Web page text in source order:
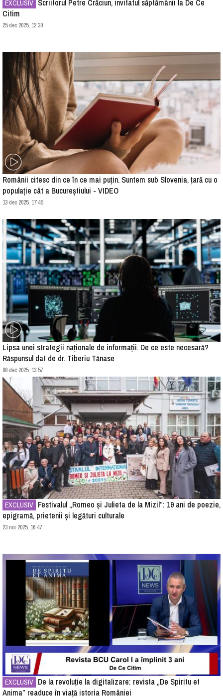
EXCLUSIV
Citim
25 dec 2025, 12:30
Românii citesc din ce în ce mai puțin. Suntem sub Slovenia, țară cu o
populație cât a Bucureștiului - VIDEO
13 dec 2025, 17:45
Lipsa unei strategii naționale de informații. De ce este necesară?
Răspunsul dat de dr. Tiberiu Tănase
08 dec 2025, 13:57
EXCLUSIV
epigramă, prietenii și legături culturale
23 noi 2025, 16:47
EXCLUSIV
Anima” readuce în viață istoria României